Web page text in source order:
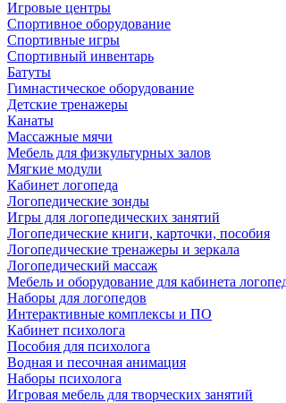
Игровые центры
Спортивное оборудование
Спортивные игры
Спортивный инвентарь
Батуты
Гимнастическое оборудование
Детские тренажеры
Канаты
Массажные мячи
Мебель для физкультурных залов
Мягкие модули
Кабинет логопеда
Логопедические зонды
Игры для логопедических занятий
Логопедические книги, карточки, пособия
Логопедические тренажеры и зеркала
Логопедический массаж
Мебель и оборудование для кабинета
Наборы для логопедов
Интерактивные комплексы и ПО
Кабинет психолога
Пособия для психолога
Водная и песочная анимация
Наборы психолога
Игровая мебель для творческих занятий